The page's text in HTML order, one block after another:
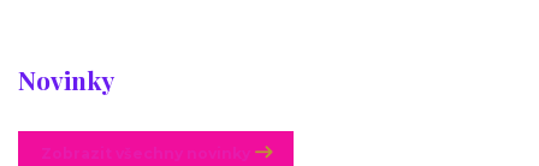
Novinky